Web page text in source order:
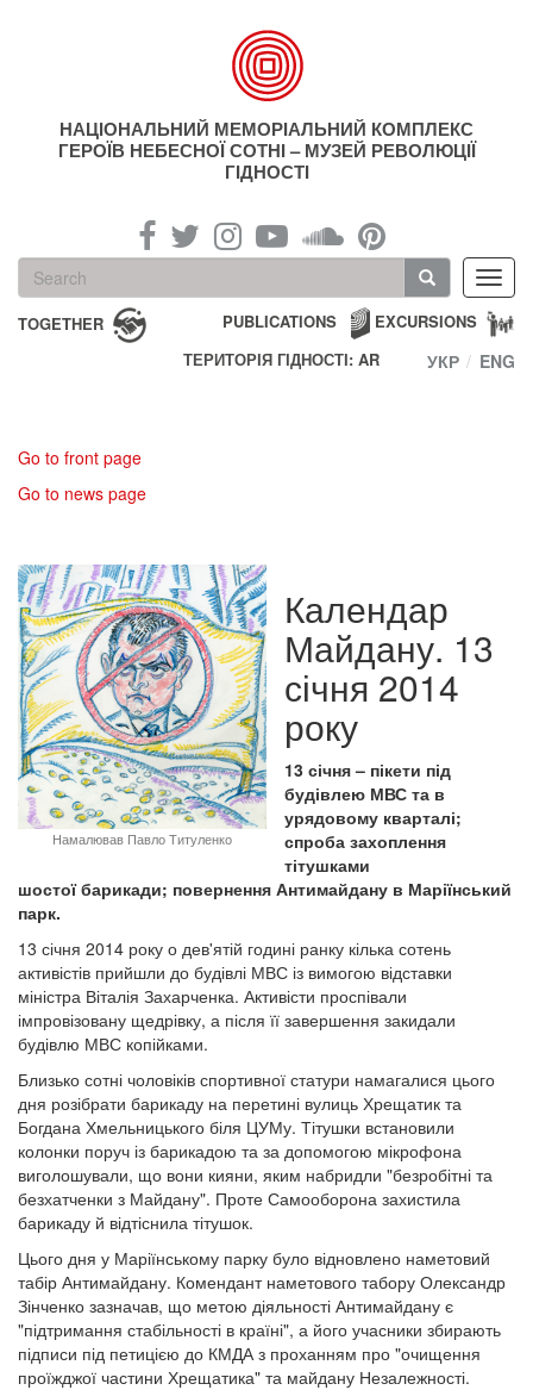
НАЦІОНАЛЬНИЙ МЕМОРІАЛЬНИЙ КОМПЛЕКС
ГЕРОЇВ НЕБЕСНОЇ СОТНІ – МУЗЕЙ РЕВОЛЮЦІЇ
ГІДНОСТІ
Search
form
Search
TOGETHER EXCURSIONS
PUBLICATIONS
ТЕРИТОРІЯ ГІДНОСТІ: AR
УКР ENG
Go to front page
Go to news page
Намалював Павло Титуленко
Календар
Майдану. 13
січня 2014
року
13 січня – пікети під
будівлею МВС та в
урядовому кварталі;
спроба захоплення
тітушками
шостої барикади; повернення Антимайдану в Маріїнський
парк.
13 січня 2014 року о дев'ятій годині ранку кілька сотень
активістів прийшли до будівлі МВС із вимогою відставки
міністра Віталія Захарченка. Активісти проспівали
імпровізовану щедрівку, а після її завершення закидали
будівлю МВС копійками.
Близько сотні чоловіків спортивної статури намагалися цього
дня розібрати барикаду на перетині вулиць Хрещатик та
Богдана Хмельницького біля ЦУМу. Тітушки встановили
колонки поруч із барикадою та за допомогою мікрофона
виголошували, що вони кияни, яким набридли "безробітні та
безхатченки з Майдану". Проте Самооборона захистила
барикаду й відтіснила тітушок.
Цього дня у Маріїнському парку було відновлено наметовий
табір Антимайдану. Комендант наметового табору Олександр
Зінченко зазначав, що метою діяльності Антимайдану є
"підтримання стабільності в країні", а його учасники збирають
підписи під петицією до КМДА з проханням про "очищення
проїжджої частини Хрещатика" та майдану Незалежності.